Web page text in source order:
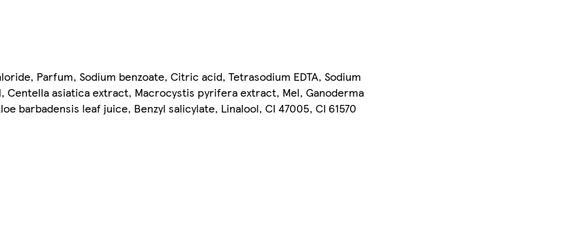
Parfum, Sodium benzoate, Citric acid, Tetrasodium EDTA, Sodium
Centella asiatica extract, Macrocystis pyrifera extract, Mel, Ganoderma
barbadensis leaf juice, Benzyl salicylate, Linalool, CI 47005, CI 61570